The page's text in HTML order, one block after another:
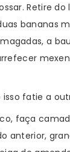
Retire do
bananas
a
isso fatie a
faça
anterior,